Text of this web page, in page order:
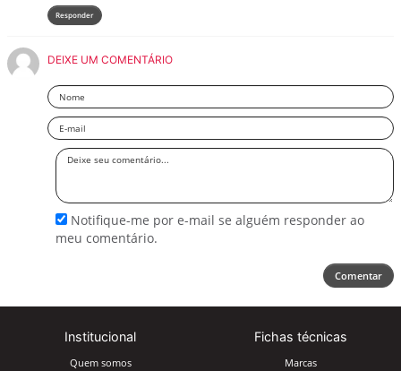
Responder
DEIXE UM COMENTÁRIO
Nome
Email
Deixe
Notifique-me por e-mail se alguém responder ao
meu comentário.
Comentar
Institucional
Quem somos
Fichas técnicas
Marcas